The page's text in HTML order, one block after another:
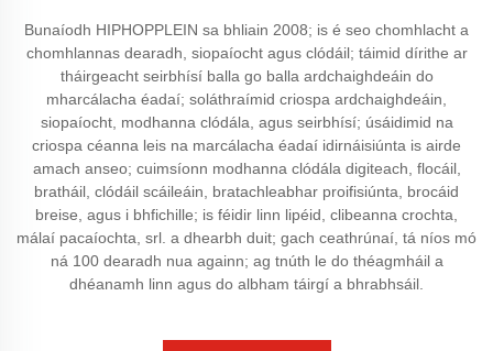
Bunaíodh HIPHOPPLEIN sa bhliain 2008; is é seo chomhlacht a
chomhlannas dearadh, siopaíocht agus clódáil; táimid dírithe ar
tháirgeacht seirbhísí balla go balla ardchaighdeáin do
mharcálacha éadaí; soláthraímid criospa ardchaighdeáin,
siopaíocht, modhanna clódála, agus seirbhísí; úsáidimid na
criospa céanna leis na marcálacha éadaí idirnáisiúnta is airde
amach anseo; cuimsíonn modhanna clódála digiteach, flocáil,
bratháil, clódáil scáileáin, bratachleabhar proifisiúnta, brocáid
breise, agus i bhfichille; is féidir linn lipéid, clibeanna crochta,
málaí pacaíochta, srl. a dhearbh duit; gach ceathrúnaí, tá níos mó
ná 100 dearadh nua againn; ag tnúth le do théagmháil a
dhéanamh linn agus do albham táirgí a bhrabhsáil.